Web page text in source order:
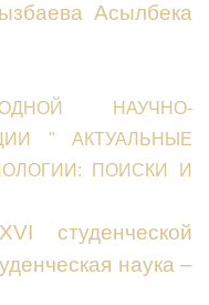
Асылбека
НАУЧНО-
" АКТУАЛЬНЫЕ
ПОИСКИ И
студенческой
наука –